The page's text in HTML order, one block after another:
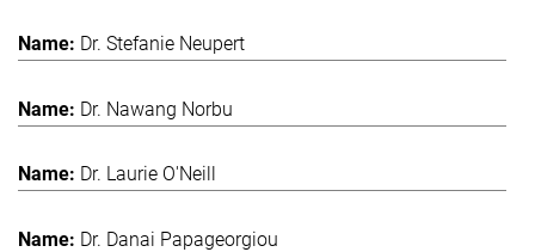
Dr. Stefanie Neupert
Dr. Nawang Norbu
Dr. Laurie O'Neill
Dr. Danai Papageorgiou